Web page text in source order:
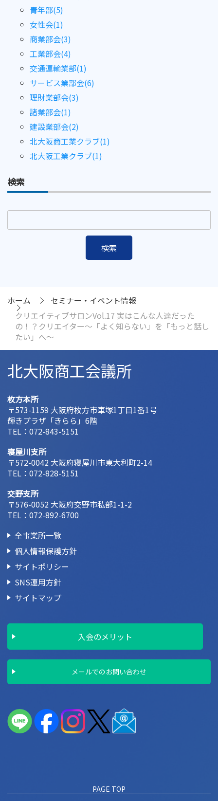
青年部(5)
女性会(1)
商業部会(3)
工業部会(4)
交通運輸業部(1)
サービス業部会(6)
理財業部会(3)
諸業部会(1)
建設業部会(2)
北大阪商工業クラブ(1)
北大阪工業クラブ(1)
検索
ホーム
セミナー・イベント情報
クリエイティブサロンVol.17 実はこんな人達だった
の！？クリエイター～「よく知らない」を「もっと話し
たい」へ～
PAGE TOP
北大阪商工会議所
枚方本所
〒573-1159 大阪府枚方市車塚1丁目1番1号
輝きプラザ「きらら」6階
TEL： 072-843-5151
寝屋川支所
〒572-0042 大阪府寝屋川市東大利町2-14
TEL： 072-828-5151
交野支所
〒576-0052 大阪府交野市私部1-1-2
TEL： 072-892-6700
全事業所一覧
個人情報保護方針
サイトポリシー
SNS運用方針
サイトマップ
入会のメリット
メールでのお問い合わせ